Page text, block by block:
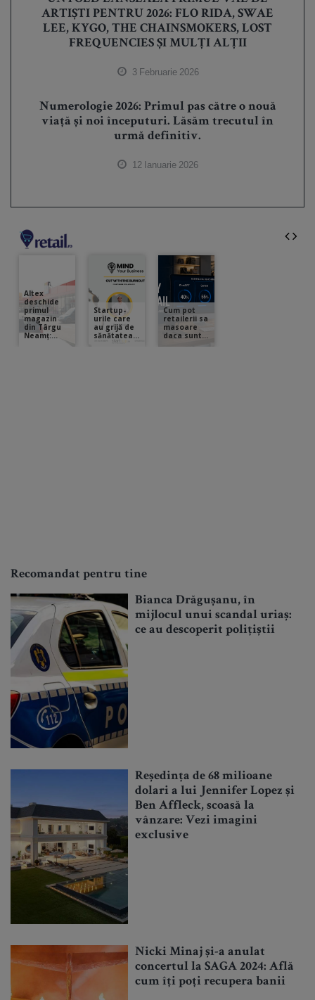
ARTIȘTI PENTRU 2026: FLO RIDA, SWAE
LEE, KYGO, THE CHAINSMOKERS, LOST
FREQUENCIES ȘI MULȚI ALȚII
3 Februarie 2026
Numerologie 2026: Primul pas către o nouă
viață și noi începuturi. Lăsăm trecutul în
urmă definitiv.
12 Ianuarie 2026
Recomandat pentru tine
Bianca Drăgușanu, în
mijlocul unui scandal uriaș:
ce au descoperit polițiștii
Reședința de 68 milioane
dolari a lui Jennifer Lopez și
Ben Affleck, scoasă la
vânzare: Vezi imagini
exclusive
Nicki Minaj și-a anulat
concertul la SAGA 2024: Află
cum îți poți recupera banii